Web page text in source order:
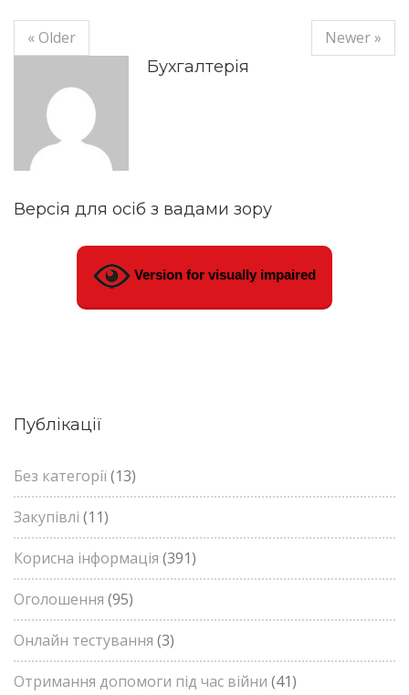
« Older
Newer »
Бухгалтерія
Версія для осіб з вадами зору
Version for visually impaired
Публікації
Без категорії(13)
Закупівлі (11)
Корисна інформація (391)
Оголошення (95)
Онлайн тестування (3)
Отримання допомоги під час війни (41)